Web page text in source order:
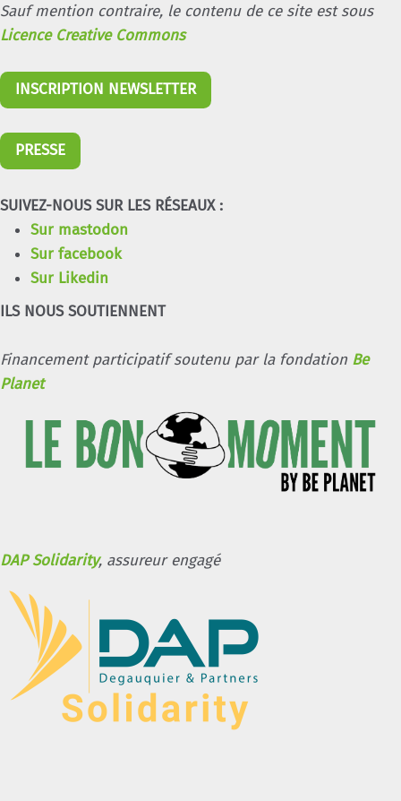
Sauf mention contraire, le contenu de ce site est sous
Licence Creative Commons
INSCRIPTION NEWSLETTER
PRESSE
SUIVEZ-NOUS SUR LES RÉSEAUX :
Sur mastodon
Sur facebook
Sur Likedin
ILS NOUS SOUTIENNENT
Financement participatif soutenu par la fondation Be
Planet
DAP Solidarity, assureur engagé